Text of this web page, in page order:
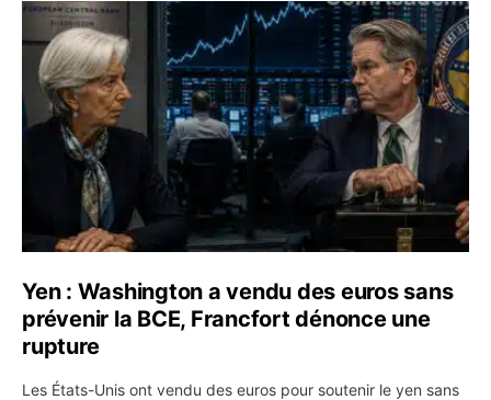
Yen : Washington a vendu des euros sans prévenir la
Yen : Washington a vendu des euros sans
prévenir la BCE, Francfort dénonce une
rupture
Les États-Unis ont vendu des euros pour soutenir le yen sans